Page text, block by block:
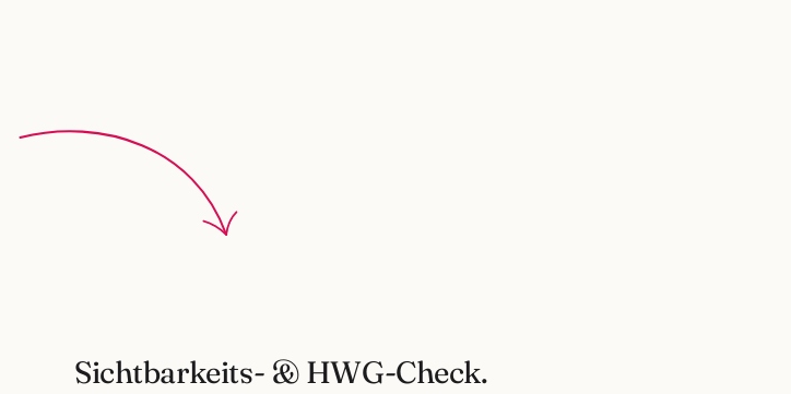
Sichtbarkeits- & HWG-Check.